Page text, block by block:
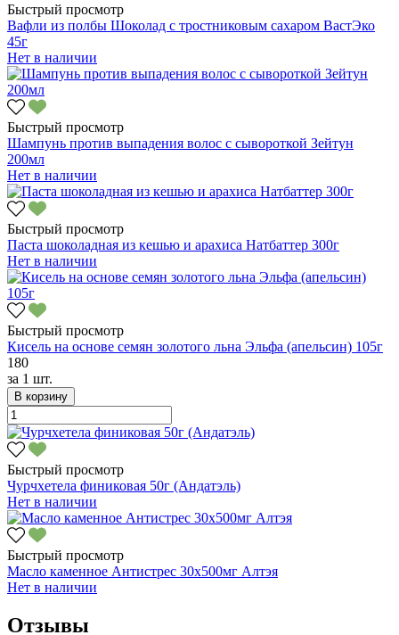
Быстрый просмотр
Вафли из полбы Шоколад с тростниковым сахаром ВастЭко
45г
Нет в наличии
Быстрый просмотр
Шампунь против выпадения волос с сывороткой Зейтун
200мл
Нет в наличии
Быстрый просмотр
Паста шоколадная из кешью и арахиса Натбаттер 300г
Нет в наличии
Быстрый просмотр
Кисель на основе семян золотого льна Эльфа (апельсин) 105г
180
за 1 шт.
В корзину
Быстрый просмотр
Чурчхетела финиковая 50г (Андатэль)
Нет в наличии
Быстрый просмотр
Масло каменное Антистрес 30х500мг Алтэя
Нет в наличии
Отзывы